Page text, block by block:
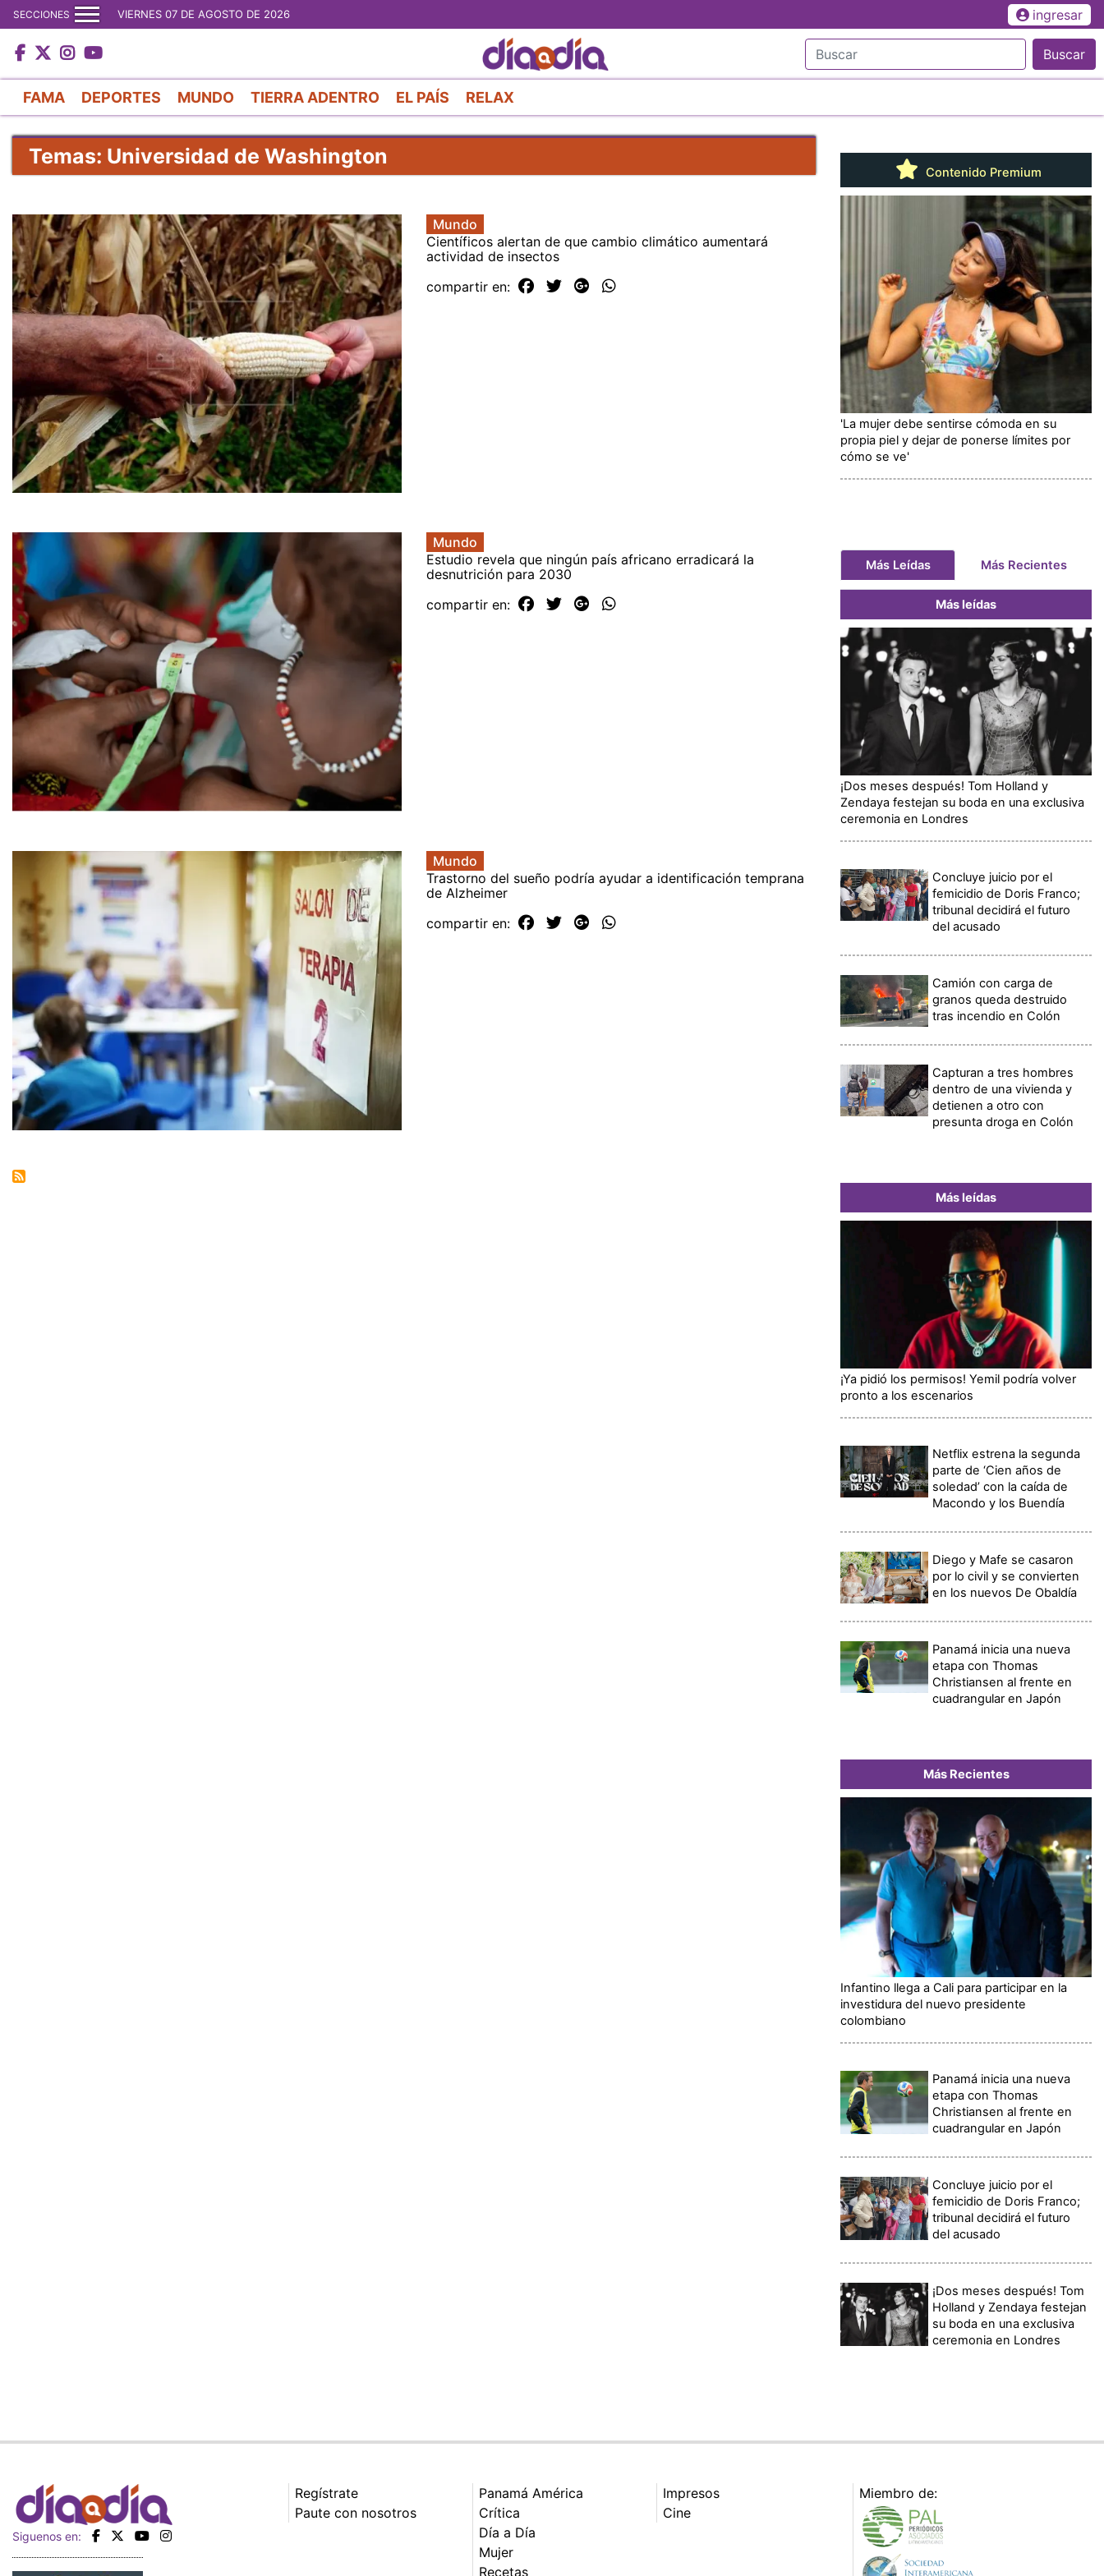
al
contenido
principal
SECCIONES VIERNES 07 DE AGOSTO DE 2026 ingresar
Buscar
FAMA DEPORTES MUNDO TIERRA ADENTRO EL PAÍS RELAX
Temas: Universidad de Washington
Mundo
Científicos alertan de que cambio climático aumentará
actividad de insectos
compartir en:
Mundo
Estudio revela que ningún país africano erradicará la
desnutrición para 2030
compartir en:
Mundo
Trastorno del sueño podría ayudar a identificación temprana
de Alzheimer
compartir en:
Contenido Premium
'La mujer debe sentirse cómoda en su
propia piel y dejar de ponerse límites por
cómo se ve'
Más Leídas Más Recientes
Más leídas
¡Dos meses después! Tom Holland y
Zendaya festejan su boda en una exclusiva
ceremonia en Londres
Concluye juicio por el
femicidio de Doris Franco;
tribunal decidirá el futuro
del acusado
Camión con carga de
granos queda destruido
tras incendio en Colón
Capturan a tres hombres
dentro de una vivienda y
detienen a otro con
presunta droga en Colón
Más leídas
¡Ya pidió los permisos! Yemil podría volver
pronto a los escenarios
Netflix estrena la segunda
parte de ‘Cien años de
soledad’ con la caída de
Macondo y los Buendía
Diego y Mafe se casaron
por lo civil y se convierten
en los nuevos De Obaldía
Panamá inicia una nueva
etapa con Thomas
Christiansen al frente en
cuadrangular en Japón
Más Recientes
Infantino llega a Cali para participar en la
investidura del nuevo presidente
colombiano
Panamá inicia una nueva
etapa con Thomas
Christiansen al frente en
cuadrangular en Japón
Concluye juicio por el
femicidio de Doris Franco;
tribunal decidirá el futuro
del acusado
¡Dos meses después! Tom
Holland y Zendaya festejan
su boda en una exclusiva
ceremonia en Londres
Siguenos en:
Regístrate
Paute con nosotros
Panamá América
Crítica
Día a Día
Mujer
Recetas
Impresos
Cine
Miembro de: